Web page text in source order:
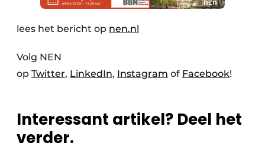
lees het bericht op nen.nl
Volg NEN
op Twitter, LinkedIn, Instagram of Facebook!
Interessant artikel? Deel het
verder.